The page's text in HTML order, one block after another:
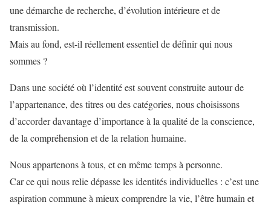
une démarche de recherche, d’évolution intérieure et de
transmission.
Mais au fond, est-il réellement essentiel de définir qui nous
sommes ?
Dans une société où l’identité est souvent construite autour de
l’appartenance, des titres ou des catégories, nous choisissons
d’accorder davantage d’importance à la qualité de la conscience,
de la compréhension et de la relation humaine.
Nous appartenons à tous, et en même temps à personne.
Car ce qui nous relie dépasse les identités individuelles : c’est une
aspiration commune à mieux comprendre la vie, l’être humain et